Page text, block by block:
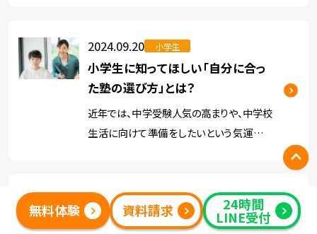
した楽しい外国語活動というような授業に
2024.09.20 小学生
小学生に知ってほしい「自分に合っ
た塾の選び方」とは？
近年では、中学受験人気の高まりや、中学校
生活に向けて準備をしたいという気運の高
自分に合った塾に通うことで、正しい学習習
慣を身につけることがで […]
2024.08.28
塾で勉強？アプリで勉強？小学生に
無料体験 資料請求 24時間
LINE受付